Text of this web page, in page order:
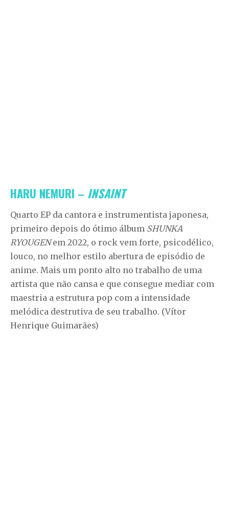
HARU NEMURI – INSAINT
Quarto EP da cantora e instrumentista japonesa,
primeiro depois do ótimo álbum SHUNKA
RYOUGENem 2022, o rock vem forte, psicodélico,
louco, no melhor estilo abertura de episódio de
anime. Mais um ponto alto no trabalho de uma
artista que não cansa e que consegue mediar com
maestria a estrutura pop com a intensidade
melódica destrutiva de seu trabalho. (Vítor
Henrique Guimarães)